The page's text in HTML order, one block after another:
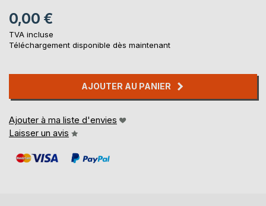
0,00 €
TVA incluse
Téléchargement disponible dès maintenant
AJOUTER AU PANIER
Ajouter à ma liste d'envies
Laisser un avis